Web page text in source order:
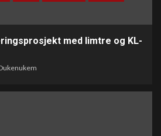
med limtre og KL-